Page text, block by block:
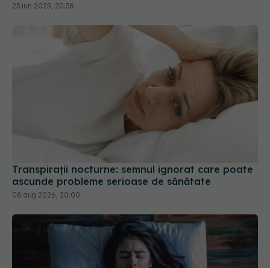
23 iun 2025, 20:38
Transpirații nocturne: semnul ignorat care poate
ascunde probleme serioase de sănătate
08 aug 2026, 20:00